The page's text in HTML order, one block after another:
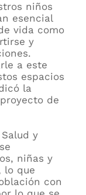
niños
esencial
vida como
y
a este
espacios
la
de
y
niñas y
lo que
con